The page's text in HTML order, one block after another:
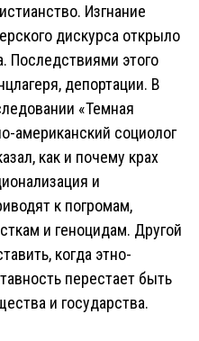
Изгнание
дискурса открыло
Последствиями этого
депортации. В
«Темная
американский социолог
как и почему крах
и
к погромам,
и геноцидам. Другой
когда этно-
перестает быть
и государства.